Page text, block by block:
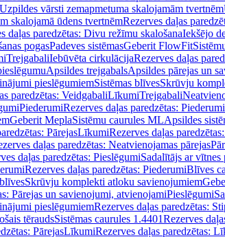
vārsti zemapmetuma skalojamām tvertnēm
skalojamā ūdens tvertnēmRezerves daļas
daļas paredzētas: Divu režīmu skalošanaIekšējo
pogasPadeves sistēmasGeberit FlowFit
TrejgabaliIebūvēta cirkulācijaRezerves daļas
Apsildes trejgabalsApsildes pārejas un
pieslēgumiemSistēmas blīvesSkrūvju
paredzētas: VeidgabaliLīkumiTrejgabali
PiederumiRezerves daļas paredzētas: Piederumi
Geberit MeplaSistēmu caurules MLApsildes
PārejasLīkumiRezerves daļas
daļas paredzētas: Neatvienojamas pārejas
daļas paredzētas: PieslēgumiSadalītājs ar vītnes
Rezerves daļas paredzētas: PiederumiBlīves
Skrūvju komplekti atloku savienojumiem
Pārejas un savienojumi, atvienojamiPieslēgumi
pieslēgumiemRezerves daļas paredzētas:
tēraudsSistēmas caurules 1.4401Rezerves
PārejasLīkumiRezerves daļas paredzētas: